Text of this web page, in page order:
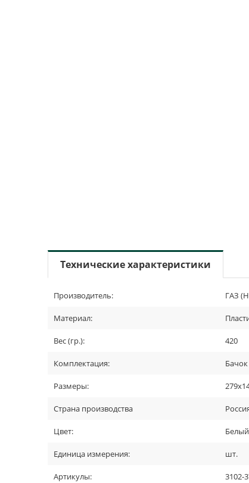
Технические характеристики
Производитель: ГАЗ
Материал:
Вес (гр.): 420
Комплектация:
Размеры:
Страна производства
Цвет: Белый
Единица измерения: шт.
Артикулы: 3102-